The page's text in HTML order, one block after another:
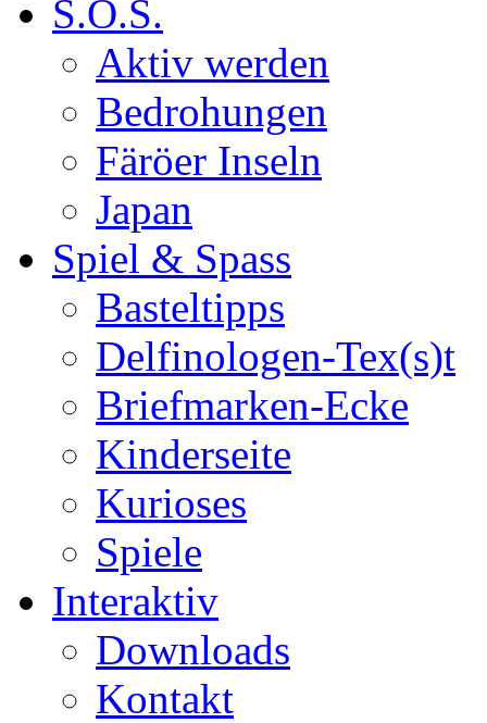
S.O.S.
Aktiv werden
Bedrohungen
Färöer Inseln
Japan
Spiel & Spass
Basteltipps
Delfinologen-Tex(s)t
Briefmarken-Ecke
Kinderseite
Kurioses
Spiele
Interaktiv
Downloads
Kontakt